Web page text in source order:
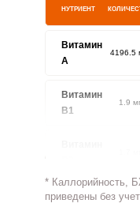
НУТРИЕНТ
Витамин
A
4196.5
Витамин
В1
1.9
Витамин
138.9
* Каллорийность,
приведены без